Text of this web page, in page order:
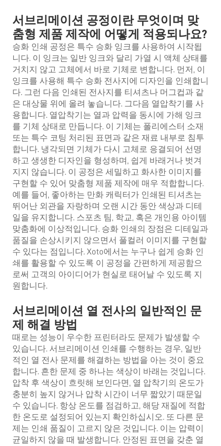
서브리메이션 공정이란 무엇이며 맞
춤형 제품 제작에 어떻게 적용되나요?
승화 인쇄 공정은 특수 승화 잉크를 사용하여 시작됩
니다. 이 잉크는 일반 잉크와 달리 가열 시 액체 상태를
거치지 않고 고체에서 바로 기체로 변합니다. 먼저, 이
잉크를 사용해 특수 승화 전사지에 디자인을 인쇄합니
다. 그런 다음 인쇄된 전사지를 티셔츠나 머그컵과 같
은 대상물 위에 올려 놓습니다. 그다음 열압착기를 사
용합니다. 열압착기는 열과 압력을 동시에 가해 잉크
를 기체 상태로 만듭니다. 이 기체는 폴리에스터 소재
또는 특수 코팅 처리된 표면과 같은 재료 내부로 침투
합니다. 냉각되면 기체가 다시 고체로 응결되어 선명
하고 생생한 디자인을 형성하며, 쉽게 바래거나 벗겨
지지 않습니다. 이 공정은 세밀하고 화사한 이미지를
구현할 수 있어 맞춤형 제품 제작에 매우 적합합니다.
예를 들어, 좋아하는 만화 캐릭터가 인쇄된 티셔츠는
뛰어난 외관을 자랑하며 오랜 시간 동안 색상과 디테
일을 유지합니다. 스포츠 팀, 학교, 혹은 개인용 아이템
맞춤화에 이상적입니다. 승화 인쇄의 장점은 디테일과
품질을 손상시키지 않으면서 풀컬러 이미지를 구현할
수 있다는 점입니다. Xoto에서는 누구나 쉽게 승화 인
쇄를 활용할 수 있도록 이 공정을 간편하게 제공함으
로써 고객의 아이디어가 현실로 태어날 수 있도록 지
원합니다.
서브리메이션 열 전사의 일반적인 문
제 해결 방법
때로는 성능이 우수한 프린터라도 문제가 발생할 수
있습니다. 서브리메이션 인쇄를 수행하는 경우, 일반
적인 열 전사 문제를 해결하는 방법을 아는 것이 중요
합니다. 흔한 문제 중 하나는 색상이 바래는 것입니다.
압착 후 색상이 흐릿해 보인다면, 열 압착기의 온도가
충분히 높지 않거나 압착 시간이 너무 짧았기 때문일
수 있습니다. 항상 온도를 점검하고, 해당 재질에 적합
한 온도로 설정되어 있는지 확인하십시오. 또 다른 문
제는 인쇄 품질이 고르지 않은 것입니다. 이는 압력이
균일하지 않을 때 발생합니다. 안정된 표면을 갖춘 열